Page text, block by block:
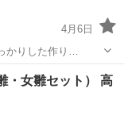
4月6日
かりした作り…
雛壇
・女雛セット） 高